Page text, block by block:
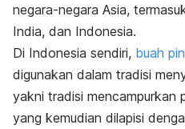
negara-negara Asia,
India, dan Indonesia.
Di Indonesia sendiri, buah
digunakan dalam tradisi
yakni tradisi mencampurkan
yang kemudian dilapisi